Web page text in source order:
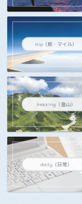
trip（旅・マイル）
trekking（登山）
daily（日常）